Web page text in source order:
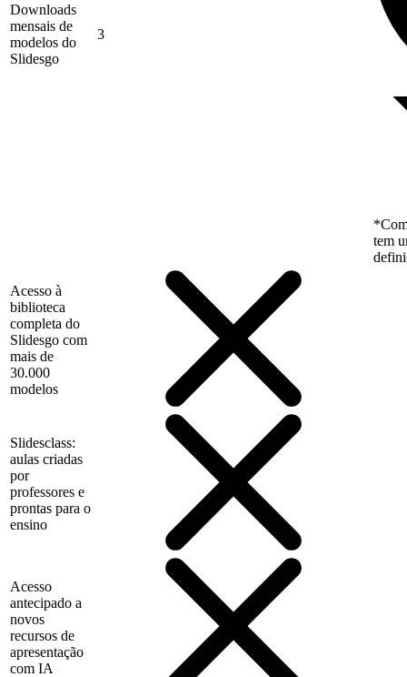
Downloads
mensais de
modelos do
Slidesgo
3
tem
Acesso à
biblioteca
completa do
Slidesgo com
mais de
30.000
modelos
Slidesclass:
aulas criadas
por
professores e
prontas para o
ensino
Acesso
antecipado a
novos
recursos de
apresentação
com IA